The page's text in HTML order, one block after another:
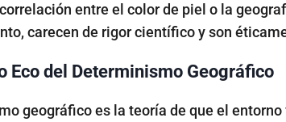
entre el color de piel o la
carecen de rigor científico y son
Eco del Determinismo Geográfico
geográfico es la teoría de que el